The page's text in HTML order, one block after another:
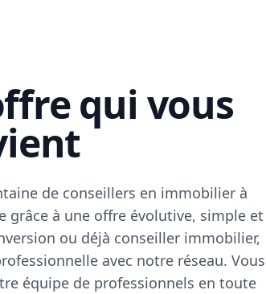
qui vous
de conseillers en immobilier à
grâce à une offre évolutive, simple et
ou déjà conseiller immobilier,
avec notre réseau. Vous
équipe de professionnels en toute